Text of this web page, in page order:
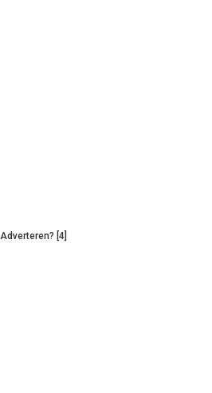
Adverteren? [4]